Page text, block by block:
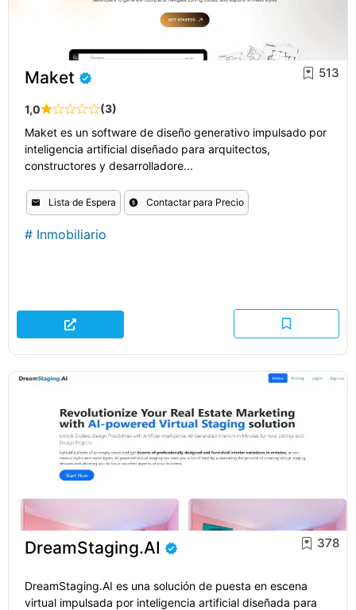
Maket
1,0 (3)
513
Maket es un software de diseño generativo impulsado por
inteligencia artificial diseñado para arquitectos,
constructores y desarrolladore...
Lista de Espera Contactar para Precio
# Inmobiliario
DreamStaging.AI 378
DreamStaging.AI es una solución de puesta en escena
virtual impulsada por inteligencia artificial diseñada para